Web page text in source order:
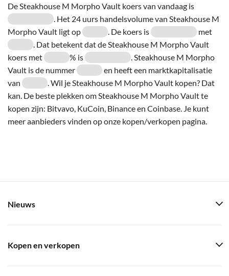
De Steakhouse M Morpho Vault koers van vandaag is
. Het 24 uurs handelsvolume van Steakhouse M
Morpho Vault ligt op
. De koers is
met
. Dat betekent dat de Steakhouse M Morpho Vault
koers met
% is
. Steakhouse M Morpho
Vault is de nummer
en heeft een marktkapitalisatie
van
. Wil je Steakhouse M Morpho Vault kopen? Dat
kan. De beste plekken om Steakhouse M Morpho Vault te
kopen zijn: Bitvavo, KuCoin, Binance en Coinbase. Je kunt
meer aanbieders vinden op onze kopen/verkopen pagina.
Nieuws
Kopen en verkopen